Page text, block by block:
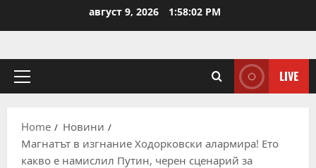
август 9, 2026 1:58:03 PM
Primary
LIVE
Home
Новини
Магнатът в изгнание Ходорковски алармира! Ето
какво е намислил Путин, черен сценарий за